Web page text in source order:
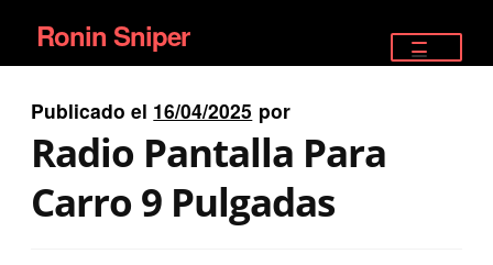
Ir
a
la
navegación
Ir
al
contenido
Ronin Sniper
EQUIPAMIENTO ÉLITE
Publicado el 16/04/2025 por
Radio Pantalla Para
Carro 9 Pulgadas